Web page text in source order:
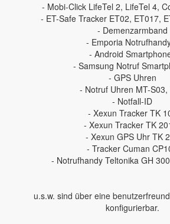
- Mobi-Click LifeTel 2, LifeTel 4,
- ET-Safe Tracker ET02, ET017,
- Demenzarmband
- Emporia
- Android
- Samsung Notruf
- GPS Uhren
- Notruf Uhren MT-S03,
- Notfall-ID
- Xexun Tracker TK
- Xexun Tracker TK
- Xexun GPS Uhr TK
- Tracker Cuman
- Notrufhandy Teltonika GH
u.s.w. sind über eine
konfigurierbar.